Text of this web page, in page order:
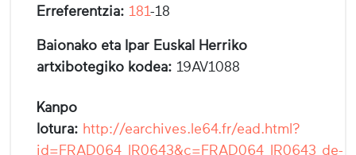
Erreferentzia: 181-18
Baionako eta Ipar Euskal Herriko
artxibotegiko kodea: 19AV1088
Kanpo
lotura: http://earchives.le64.fr/ead.html?
id=FRAD064_IR0643&c=FRAD064_IR0643_de-